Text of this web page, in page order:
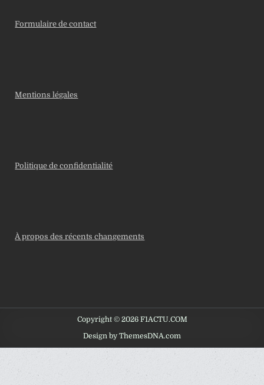
Formulaire de contact
Mentions légales
Politique de confidentialité
À propos des récents changements
Copyright © 2026 F1ACTU.COM
Design by ThemesDNA.com